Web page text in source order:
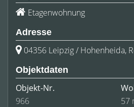
Etagenwohnung
Adresse
04356 Leipzig / Hohenheida,
Objektdaten
Objekt-Nr.
966
57